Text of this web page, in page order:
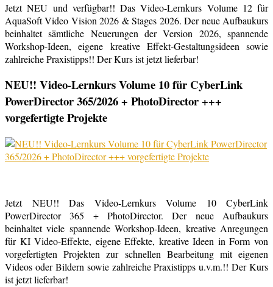
Jetzt NEU und verfügbar!! Das Video-Lernkurs Volume 12 für
AquaSoft Video Vision 2026 & Stages 2026. Der neue Aufbaukurs
beinhaltet sämtliche Neuerungen der Version 2026, spannende
Workshop-Ideen, eigene kreative Effekt-Gestaltungsideen sowie
zahlreiche Praxistipps!! Der Kurs ist jetzt lieferbar!
NEU!! Video-Lernkurs Volume 10 für CyberLink
PowerDirector 365/2026 + PhotoDirector +++
vorgefertigte Projekte
Jetzt NEU!! Das Video-Lernkurs Volume 10 CyberLink
PowerDirector 365 + PhotoDirector. Der neue Aufbaukurs
beinhaltet viele spannende Workshop-Ideen, kreative Anregungen
für KI Video-Effekte, eigene Effekte, kreative Ideen in Form von
vorgefertigten Projekten zur schnellen Bearbeitung mit eigenen
Videos oder Bildern sowie zahlreiche Praxistipps u.v.m.!! Der Kurs
ist jetzt lieferbar!